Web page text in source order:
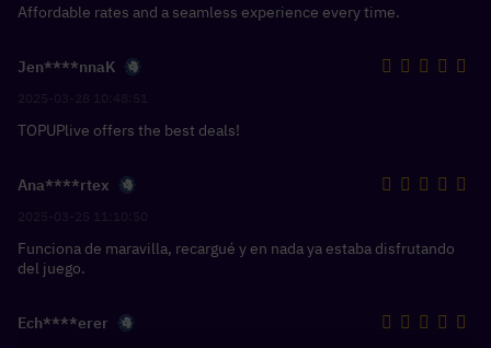
Affordable rates and a seamless experience every time.
Jen****nnaK
TOPUPlive offers the best deals!
Ana****rtex
Funciona de maravilla, recargué y en nada ya estaba disfrutando
del juego.
Ech****erer